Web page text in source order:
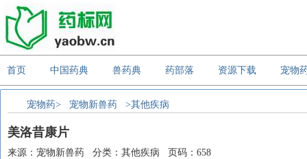
首页 中国药典 兽药典 药部落 资源下载 宠物
宠物药> 宠物新兽药 >其他疾病
美洛昔康片
来源：宠物新兽药 分类：其他疾病 页码：658